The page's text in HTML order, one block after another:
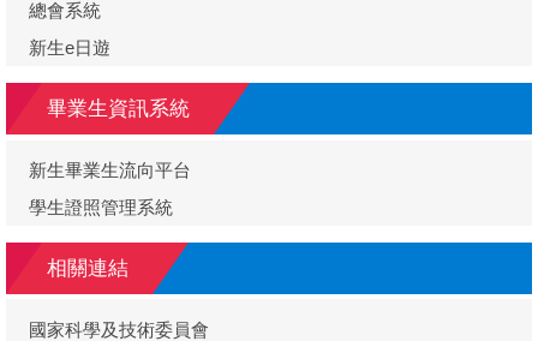
總會系統
新生e日遊
畢業生資訊系統
新生畢業生流向平台
學生證照管理系統
相關連結
國家科學及技術委員會